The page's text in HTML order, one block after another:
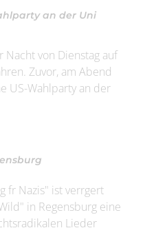
an der Uni
von Dienstag auf
Zuvor, am Abend
US-Wahlparty an der
fr Nazis" ist verrgert
in Regensburg eine
Lieder